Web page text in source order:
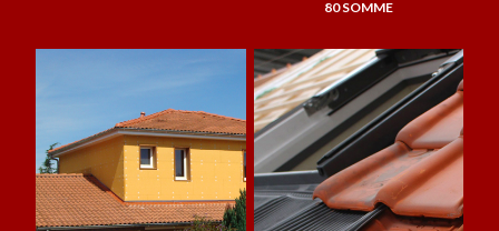
80 SOMME